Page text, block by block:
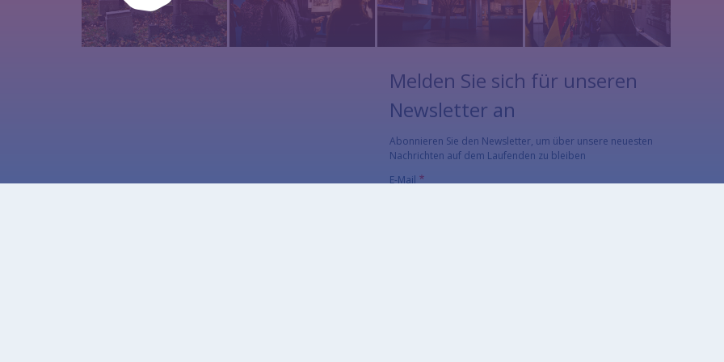
Melden Sie sich für unseren
Newsletter an
Abonnieren Sie den Newsletter, um über unsere neuesten
Nachrichten auf dem Laufenden zu bleiben
E-Mail